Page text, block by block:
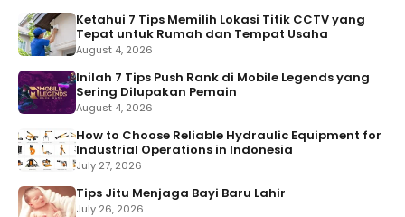
Ketahui 7 Tips Memilih Lokasi Titik CCTV yang
Tepat untuk Rumah dan Tempat Usaha
August 4, 2026
Inilah 7 Tips Push Rank di Mobile Legends yang
Sering Dilupakan Pemain
August 4, 2026
How to Choose Reliable Hydraulic Equipment for
Industrial Operations in Indonesia
July 27, 2026
Tips Jitu Menjaga Bayi Baru Lahir
July 26, 2026